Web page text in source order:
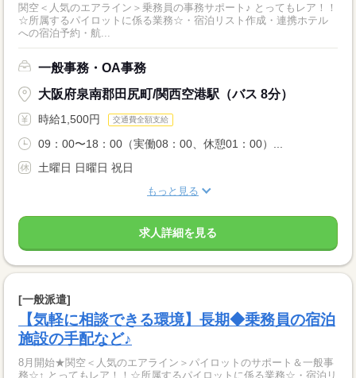
関空＜人気のエアライン＞乗務員の事務サポート♪ とってもレア！！
☆所属するパイロットに係る業務☆・宿泊リスト作成・連携ホテル
への宿泊予約・航...
一般事務・OA事務
大阪府泉南郡田尻町/関西空港駅（バス 8分）
時給1,500円 交通費全額支給
09：00〜18：00（実働08：00、休憩01：00）...
土曜日 日曜日 祝日
もっと見る
求人詳細を見る
[一般派遣]
【気軽に相談できる環境】長期◆乗務員の宿泊
施設の手配など♪
8月開始★関空＜人気のエアライン＞パイロットのサポート＆一般事
務☆↑ とってもレア！！☆所属するパイロットに係る業務☆・宿泊リ